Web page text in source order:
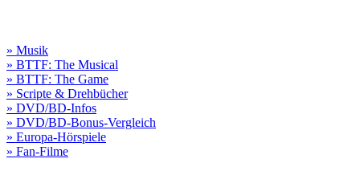
» Musik
» BTTF: The Musical
» BTTF: The Game
» Scripte & Drehbücher
» DVD/BD-Infos
» DVD/BD-Bonus-Vergleich
» Europa-Hörspiele
» Fan-Filme